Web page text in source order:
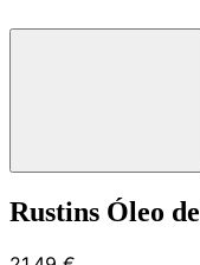
Rustins Óleo